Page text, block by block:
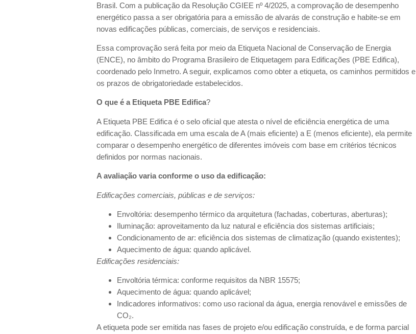
Brasil. Com a publicação da Resolução CGIEE nº 4/2025, a comprovação de desempenho
energético passa a ser obrigatória para a emissão de alvarás de construção e habite-se em
novas edificações públicas, comerciais, de serviços e residenciais.
Essa comprovação será feita por meio da Etiqueta Nacional de Conservação de Energia
(ENCE), no âmbito do Programa Brasileiro de Etiquetagem para Edificações (PBE Edifica),
coordenado pelo Inmetro. A seguir, explicamos como obter a etiqueta, os caminhos permitidos e
os prazos de obrigatoriedade estabelecidos.
O que é a Etiqueta PBE Edifica?
A Etiqueta PBE Edifica é o selo oficial que atesta o nível de eficiência energética de uma
edificação. Classificada em uma escala de A (mais eficiente) a E (menos eficiente), ela permite
comparar o desempenho energético de diferentes imóveis com base em critérios técnicos
definidos por normas nacionais.
A avaliação varia conforme o uso da edificação:
Edificações comerciais, públicas e de serviços:
Envoltória: desempenho térmico da arquitetura (fachadas, coberturas, aberturas);
Iluminação: aproveitamento da luz natural e eficiência dos sistemas artificiais;
Condicionamento de ar: eficiência dos sistemas de climatização (quando existentes);
Aquecimento de água: quando aplicável.
Edificações residenciais:
Envoltória térmica: conforme requisitos da NBR 15575;
Aquecimento de água: quando aplicável;
Indicadores informativos: como uso racional da água, energia renovável e emissões de
CO₂.
A etiqueta pode ser emitida nas fases de projeto e/ou edificação construída, e de forma parcial